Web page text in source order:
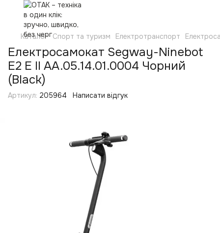
Каталог Спорт та туризм Електротранспорт
Електросамокат Segway-Ninebot
E2 E II AA.05.14.01.0004 Чорний
(Black)
Артикул: 205964 Написати відгук